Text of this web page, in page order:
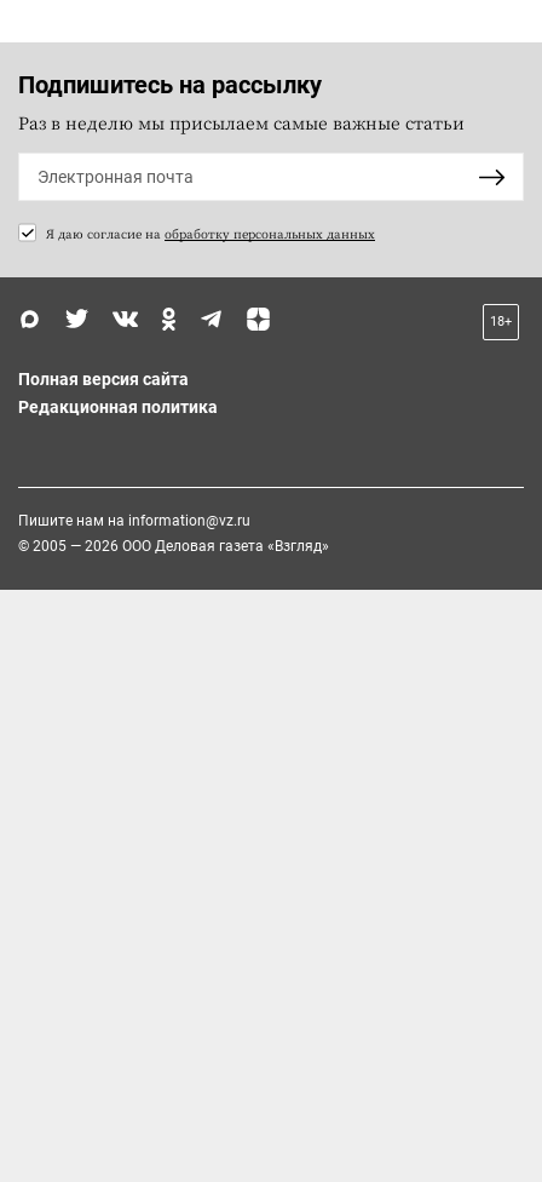
Подпишитесь на рассылку
Раз в неделю мы присылаем самые важные статьи
Я даю согласие на обработку персональных данных
18+
Полная версия сайта
Редакционная политика
Пишите нам на information@vz.ru
© 2005 — 2026 ООО Деловая газета «Взгляд»